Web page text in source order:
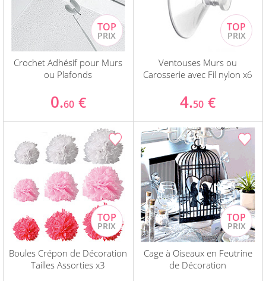
Crochet Adhésif pour Murs
ou Plafonds
0.60 €
Ventouses Murs ou
Carosserie avec Fil nylon x6
4.50 €
Boules Crépon de Décoration
Tailles Assorties x3
Cage à Oiseaux en Feutrine
de Décoration